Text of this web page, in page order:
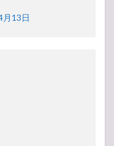
月13日